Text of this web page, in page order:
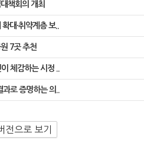
책회의 개최
대·취약계층 보..
7곳 추천
체감하는 시정 ..
로 증명하는 의..
전으로 보기